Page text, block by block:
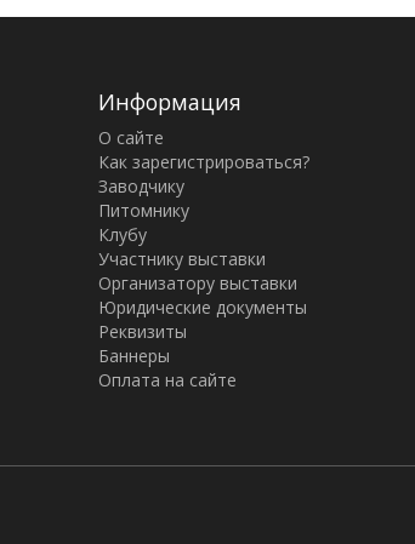
Информация
О сайте
Как зарегистрироваться?
Заводчику
Питомнику
Клубу
Участнику выставки
Организатору выставки
Юридические документы
Реквизиты
Баннеры
Оплата на сайте